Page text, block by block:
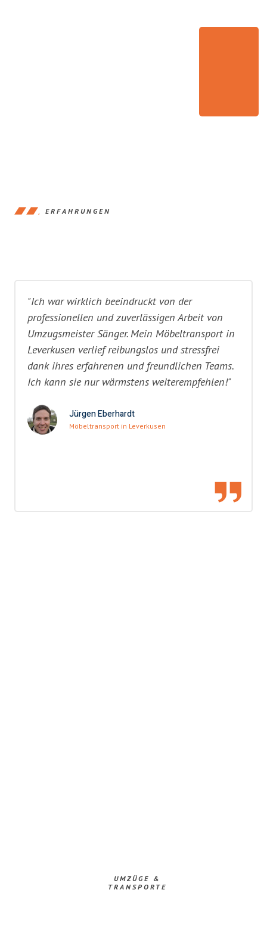
ERFAHRUNGEN
"Ich war wirklich beeindruckt von der
professionellen und zuverlässigen Arbeit von
Umzugsmeister Sänger. Mein Möbeltransport in
Leverkusen verlief reibungslos und stressfrei
dank ihres erfahrenen und freundlichen Teams.
Ich kann sie nur wärmstens weiterempfehlen!"
Jürgen Eberhardt
Möbeltransport in Leverkusen
UMZÜGE &
TRANSPORTE